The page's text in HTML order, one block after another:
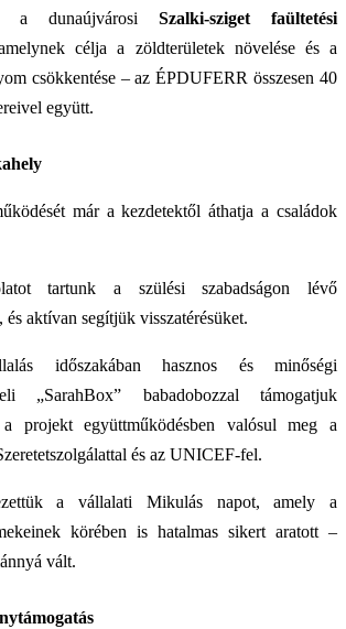
a dunaújvárosi Szalki-sziget faültetési
célja a zöldterületek növelése és a
csökkentése – az ÉPDUFERR összesen 40
együtt.
már a kezdetektől áthatja a családok
tartunk a szülési szabadságon lévő
aktívan segítjük visszatérésüket.
időszakában hasznos és minőségi
„SarahBox” babadobozzal támogatjuk
projekt együttműködésben valósul meg a
és az UNICEF-fel.
a vállalati Mikulás napot, amely a
körében is hatalmas sikert aratott –
vált.